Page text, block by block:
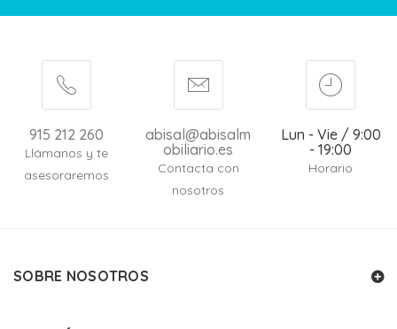
915 212 260
Llámanos y te
asesoraremos
abisal@abisalm
obiliario.es
Contacta con
nosotros
Lun - Vie / 9:00
- 19:00
Horario
SOBRE NOSOTROS